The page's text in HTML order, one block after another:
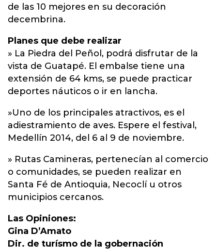
de las 10 mejores en su decoración
decembrina.
Planes que debe realizar
» La Piedra del Peñol, podrá disfrutar de la
vista de Guatapé. El embalse tiene una
extensión de 64 kms, se puede practicar
deportes náuticos o ir en lancha.
»Uno de los principales atractivos, es el
adiestramiento de aves. Espere el festival,
Medellín 2014, del 6 al 9 de noviembre.
» Rutas Camineras, pertenecían al comercio
o comunidades, se pueden realizar en
Santa Fé de Antioquia, Necoclí u otros
municipios cercanos.
Las Opiniones:
Gina D’Amato
Dir. de turísmo de la gobernación